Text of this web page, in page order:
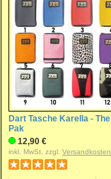
Dart Tasche Karella - The
Pak
12,90 €
inkl. MwSt, zzgl. Versandkosten